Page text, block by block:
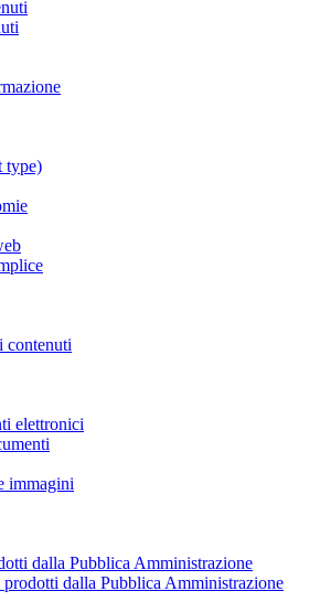
type)
contenuti
elettronici
immagini
dalla Pubblica Amministrazione
dalla Pubblica Amministrazione